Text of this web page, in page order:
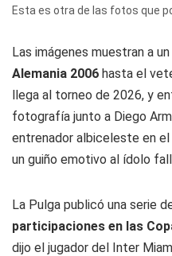
Esta es otra de las fotos que
Las imágenes muestran a un
Alemania 2006 hasta el
llega al torneo de 2026, y
fotografía junto a Diego
entrenador albiceleste en
un guiño emotivo al ídolo
La Pulga publicó una serie
participaciones en las
dijo el jugador del Inter